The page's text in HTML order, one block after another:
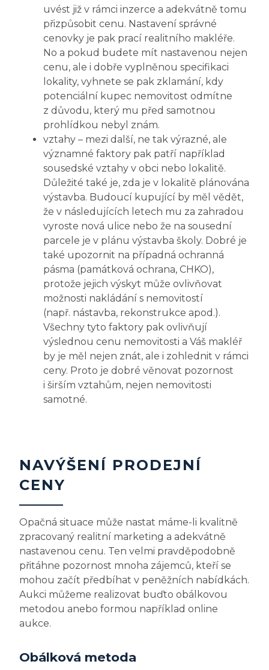
uvést již v rámci inzerce a adekvátně tomu
přizpůsobit cenu. Nastavení správné
cenovky je pak prací realitního makléře.
No a pokud budete mít nastavenou nejen
cenu, ale i dobře vyplněnou specifikaci
lokality, vyhnete se pak zklamání, kdy
potenciální kupec nemovitost odmítne
z důvodu, který mu před samotnou
prohlídkou nebyl znám.
vztahy – mezi další, ne tak výrazné, ale
významné faktory pak patří například
sousedské vztahy v obci nebo lokalitě.
Důležité také je, zda je v lokalitě plánována
výstavba. Budoucí kupující by měl vědět,
že v následujících letech mu za zahradou
vyroste nová ulice nebo že na sousední
parcele je v plánu výstavba školy. Dobré je
také upozornit na případná ochranná
pásma (památková ochrana, CHKO),
protože jejich výskyt může ovlivňovat
možnosti nakládání s nemovitostí
(např. nástavba, rekonstrukce apod.).
Všechny tyto faktory pak ovlivňují
výslednou cenu nemovitosti a Váš makléř
by je měl nejen znát, ale i zohlednit v rámci
ceny. Proto je dobré věnovat pozornost
i širším vztahům, nejen nemovitosti
samotné.
NAVÝŠENÍ PRODEJNÍ
CENY
Opačná situace může nastat máme-li kvalitně
zpracovaný realitní marketing a adekvátně
nastavenou cenu. Ten velmi pravděpodobně
přitáhne pozornost mnoha zájemců, kteří se
mohou začít předbíhat v peněžních nabídkách.
Aukci můžeme realizovat buďto obálkovou
metodou anebo formou například online
aukce.
Obálková metoda